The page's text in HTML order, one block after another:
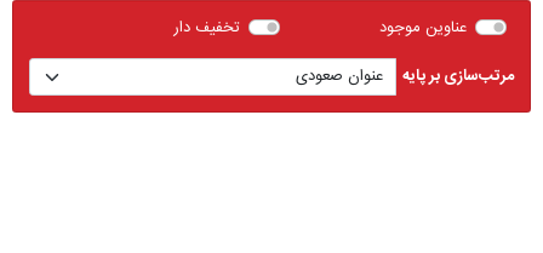
عناوین موجود
تخفیف دار
مرتب‌سازی بر پایه